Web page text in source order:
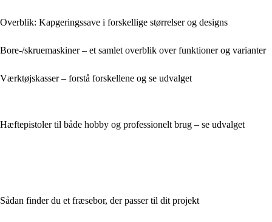
Overblik: Kapgeringssave i forskellige størrelser og designs
Bore-/skruemaskiner – et samlet overblik over funktioner og varianter
Værktøjskasser – forstå forskellene og se udvalget
Hæftepistoler til både hobby og professionelt brug – se udvalget
Sådan finder du et fræsebor, der passer til dit projekt